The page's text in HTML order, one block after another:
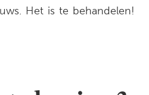
Het is te behandelen!